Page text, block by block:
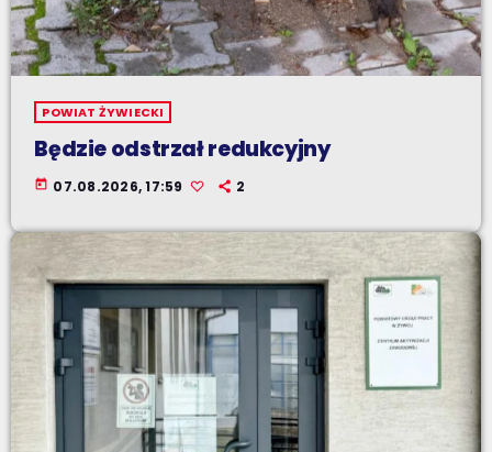
POWIAT ŻYWIECKI
Będzie odstrzał redukcyjny
today 07.08.2026, 17:59 2